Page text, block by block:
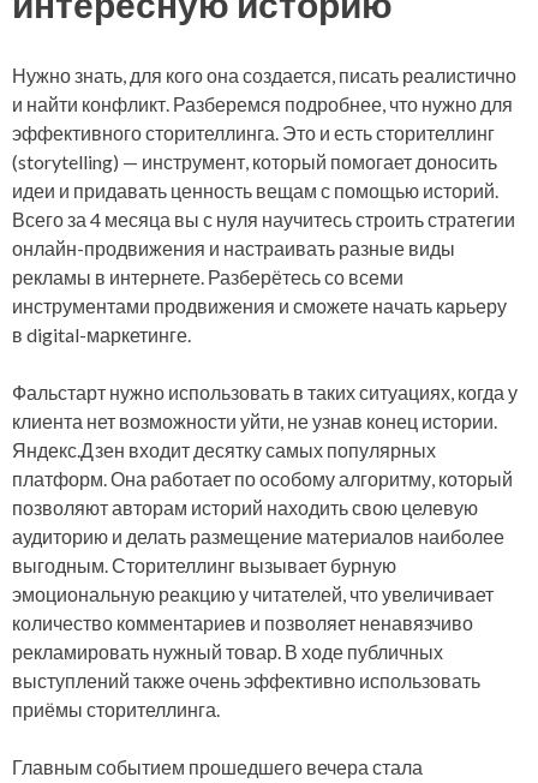
Нужно знать, для кого она создается, писать реалистично
и найти конфликт. Разберемся подробнее, что нужно для
эффективного сторителлинга. Это и есть сторителлинг
(storytelling) — инструмент, который помогает доносить
идеи и придавать ценность вещам с помощью историй.
Всего за 4 месяца вы с нуля научитесь строить стратегии
онлайн-продвижения и настраивать разные виды
рекламы в интернете. Разберётесь со всеми
инструментами продвижения и сможете начать карьеру
в digital-маркетинге.
Фальстарт нужно использовать в таких ситуациях, когда у
клиента нет возможности уйти, не узнав конец истории.
Яндекс.Дзен входит десятку самых популярных
платформ. Она работает по особому алгоритму, который
позволяют авторам историй находить свою целевую
аудиторию и делать размещение материалов наиболее
выгодным. Сторителлинг вызывает бурную
эмоциональную реакцию у читателей, что увеличивает
количество комментариев и позволяет ненавязчиво
рекламировать нужный товар. В ходе публичных
выступлений также очень эффективно использовать
приёмы сторителлинга.
Главным событием прошедшего вечера стала